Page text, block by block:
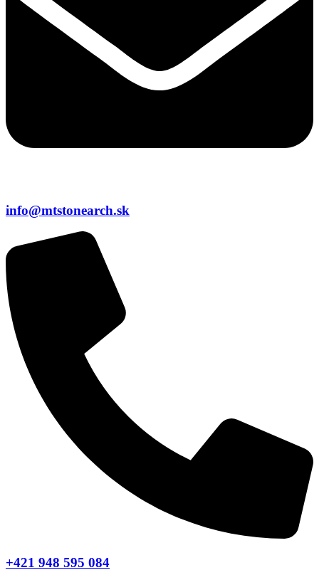
info@mtstonearch.sk
+421 948 595 084